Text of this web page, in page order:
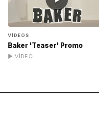
VÍDEOS
Baker 'Teaser' Promo
▶ VÍDEO